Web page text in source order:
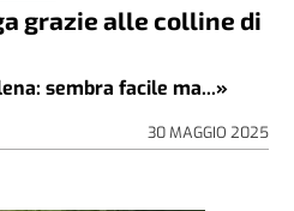
grazie alle colline di
sembra facile ma...»
30 MAGGIO 2025